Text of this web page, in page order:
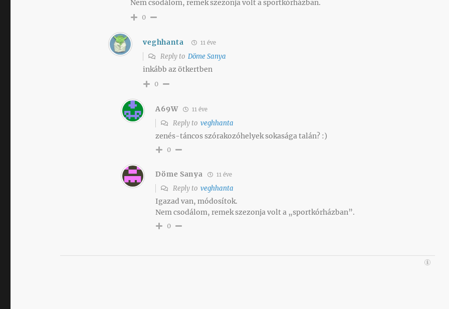
Nem csodálom, remek szezonja volt a sportkórházban.
0
veghhanta 11 éve
Reply toDöme Sanya
inkább az ötkertben
0
A69W 11 éve
Reply toveghhanta
zenés-táncos szórakozóhelyek sokasága talán? :)
0
Döme Sanya 11 éve
Reply toveghhanta
Igazad van, módosítok.
Nem csodálom, remek szezonja volt a „sportkórházban”.
0